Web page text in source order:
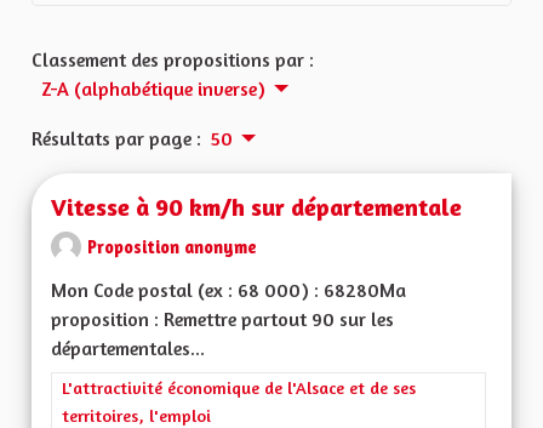
Classement des propositions par :
Z-A (alphabétique inverse)
Résultats par page : 50
Vitesse à 90 km/h sur départementale
Proposition anonyme
Mon Code postal (ex : 68 000) : 68280Ma
proposition : Remettre partout 90 sur les
départementales...
Filtrer les résultats de la catégorie : L'attractivité
L'attractivité économique de l'Alsace et de ses
territoires, l'emploi